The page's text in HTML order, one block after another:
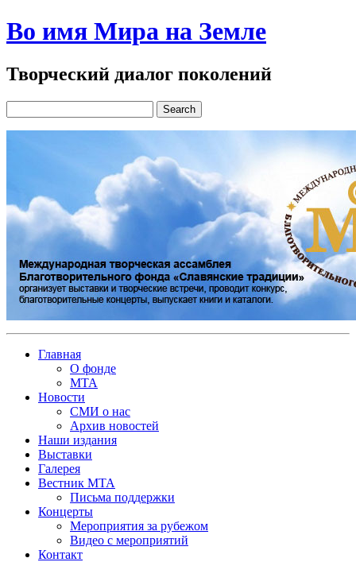
Во имя Мира на Земле
Творческий диалог поколений
Главная
О фонде
МТА
Новости
СМИ о нас
Архив новостей
Наши издания
Выставки
Галерея
Вестник МТА
Письма поддержки
Концерты
Мероприятия за рубежом
Видео с мероприятий
Контакт